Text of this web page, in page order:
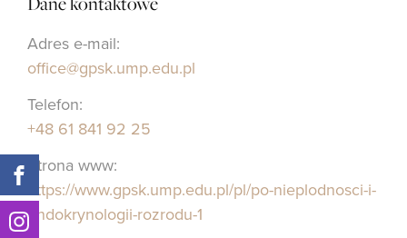
Adres e-mail:
office@gpsk.ump.edu.pl
Telefon:
+48 61 841 92 25
Strona www:
https://www.gpsk.ump.edu.pl/pl/po-nieplodnosci-i-
endokrynologii-rozrodu-1